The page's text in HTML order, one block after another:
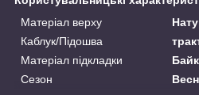
Матеріал верху
Каблук/Підошва
Матеріал підкладки
Сезон